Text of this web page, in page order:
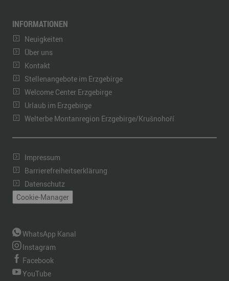
INFORMATIONEN
Neuigkeiten
Über uns
Kontakt
Stellenangebote im Erzgebirge
Welcome Center Erzgebirge
Urlaub im Erzgebirge
Welterbe Montanregion Erzgebirge/Krušnohoří
Impressum
Barrierefreiheitserklärung
Datenschutz
Cookie-Manager
WhatsApp Kanal
Instagram
Facebook
YouTube